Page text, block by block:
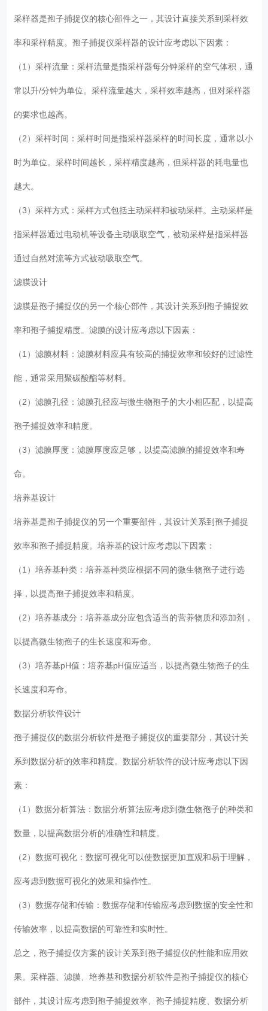
采样器是孢子捕捉仪的核心部件之一，其设计直接关系到采样效
率和采样精度。孢子捕捉仪采样器的设计应考虑以下因素：
（1）采样流量：采样流量是指采样器每分钟采样的空气体积，通
常以升/分钟为单位。采样流量越大，采样效率越高，但对采样器
的要求也越高。
（2）采样时间：采样时间是指采样器采样的时间长度，通常以小
时为单位。采样时间越长，采样精度越高，但采样器的耗电量也
越大。
（3）采样方式：采样方式包括主动采样和被动采样。主动采样是
指采样器通过电动机等设备主动吸取空气，被动采样是指采样器
通过自然对流等方式被动吸取空气。
滤膜设计
滤膜是孢子捕捉仪的另一个核心部件，其设计关系到孢子捕捉效
率和孢子捕捉精度。滤膜的设计应考虑以下因素：
（1）滤膜材料：滤膜材料应具有较高的捕捉效率和较好的过滤性
能，通常采用聚碳酸酯等材料。
（2）滤膜孔径：滤膜孔径应与微生物孢子的大小相匹配，以提高
孢子捕捉效率和精度。
（3）滤膜厚度：滤膜厚度应足够，以提高滤膜的捕捉效率和寿
命。
培养基设计
培养基是孢子捕捉仪的另一个重要部件，其设计关系到孢子捕捉
效率和孢子捕捉精度。培养基的设计应考虑以下因素：
（1）培养基种类：培养基种类应根据不同的微生物孢子进行选
择，以提高孢子捕捉效率和精度。
（2）培养基成分：培养基成分应包含适当的营养物质和添加剂，
以提高微生物孢子的生长速度和寿命。
（3）培养基pH值：培养基pH值应适当，以提高微生物孢子的生
长速度和寿命。
数据分析软件设计
孢子捕捉仪的数据分析软件是孢子捕捉仪的重要部分，其设计关
系到数据分析的效率和精度。数据分析软件的设计应考虑以下因
素：
（1）数据分析算法：数据分析算法应考虑到微生物孢子的种类和
数量，以提高数据分析的准确性和精度。
（2）数据可视化：数据可视化可以使数据更加直观和易于理解，
应考虑到数据可视化的效果和操作性。
（3）数据存储和传输：数据存储和传输应考虑到数据的安全性和
传输效率，以提高数据的可靠性和实时性。
总之，孢子捕捉仪方案的设计关系到孢子捕捉仪的性能和应用效
果。采样器、滤膜、培养基和数据分析软件是孢子捕捉仪的核心
部件，其设计应考虑到孢子捕捉效率、孢子捕捉精度、数据分析